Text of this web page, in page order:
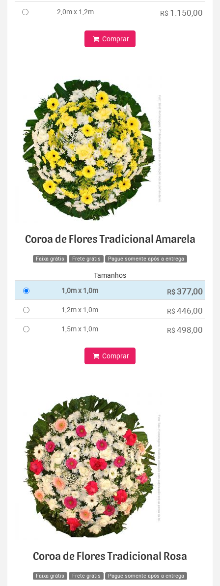
2,0m x 1,2m R$ 1.150,00
Comprar
Coroa de Flores Tradicional Amarela
Faixa grátis Frete grátis Pague somente após a entrega
Tamanhos
1,0m x 1,0m
R$ 377,00
1,2m x 1,0m R$ 446,00
1,5m x 1,0m R$ 498,00
Comprar
Coroa de Flores Tradicional Rosa
Faixa grátis Frete grátis Pague somente após a entrega